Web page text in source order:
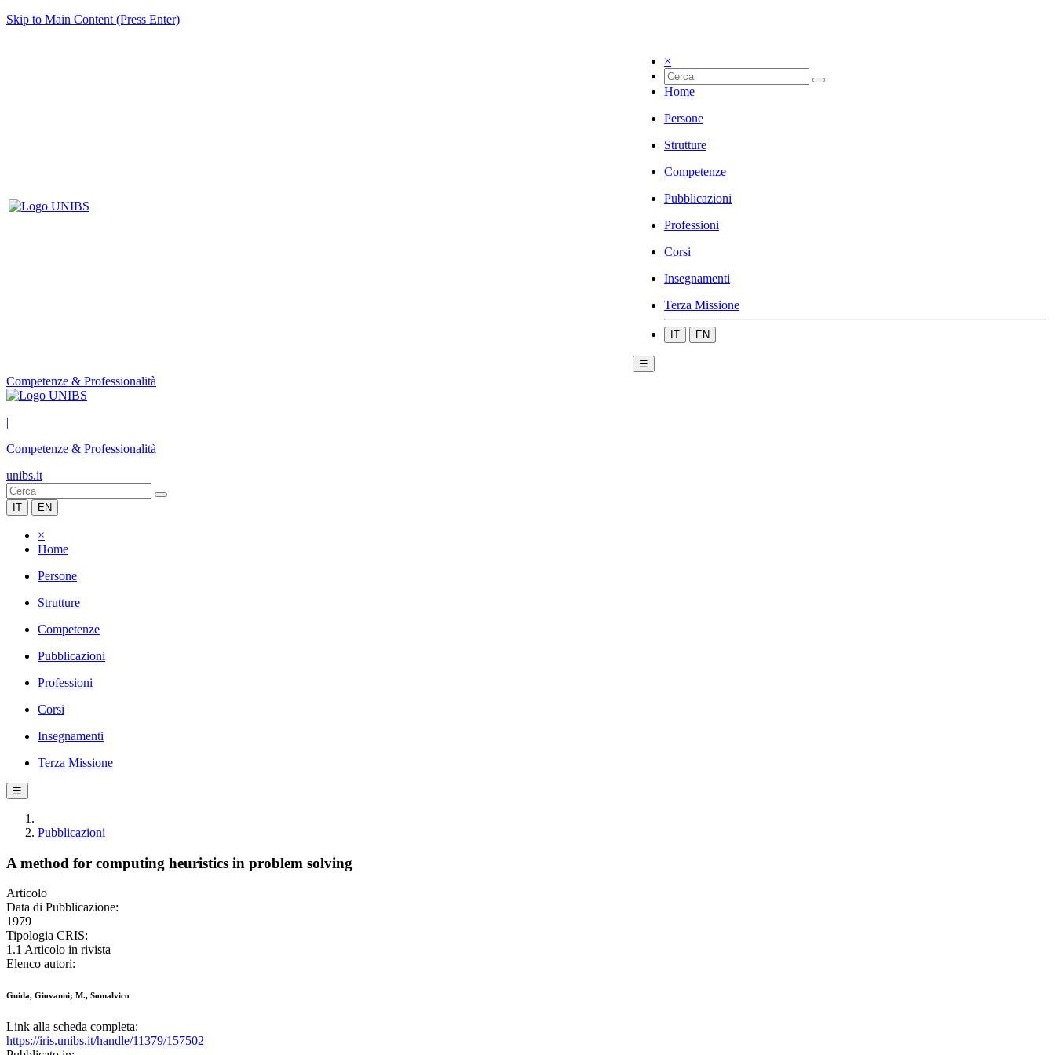
Skip to Main Content (Press Enter)
×
Home
Persone
Strutture
Competenze
Pubblicazioni
Professioni
Corsi
Insegnamenti
Terza Missione
IT EN
☰
Competenze & Professionalità
|
Competenze & Professionalità
unibs.it
IT EN
×
Home
Persone
Strutture
Competenze
Pubblicazioni
Professioni
Corsi
Insegnamenti
Terza Missione
☰
Pubblicazioni
A method for computing heuristics in problem solving
Articolo
Data di Pubblicazione:
1979
Tipologia CRIS:
1.1 Articolo in rivista
Elenco autori:
Guida, Giovanni; M., Somalvico
Link alla scheda completa:
https://iris.unibs.it/handle/11379/157502